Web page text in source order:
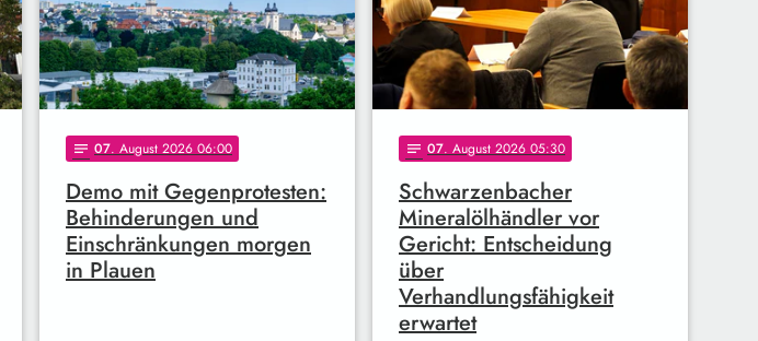
notes 07. August 2026 06:00
Demo mit Gegenprotesten:
Behinderungen und
Einschränkungen morgen
in Plauen
notes 07. August 2026 05:30
Schwarzenbacher
Mineralölhändler vor
Gericht: Entscheidung
über
Verhandlungsfähigkeit
erwartet